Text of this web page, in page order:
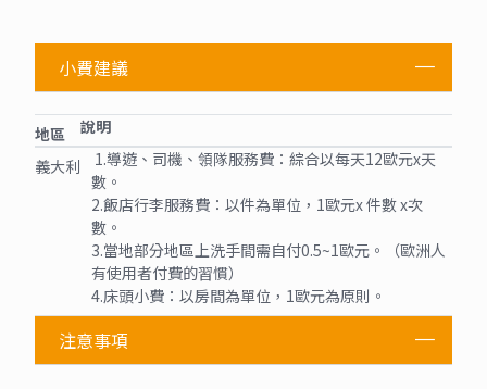
小費建議
地區
說明
義大利
1.導遊、司機、領隊服務費：綜合以每天12歐元x天
數。
2.飯店行李服務費：以件為單位，1歐元x 件數 x次
數。
3.當地部分地區上洗手間需自付0.5~1歐元。（歐洲人
有使用者付費的習慣）
4.床頭小費：以房間為單位，1歐元為原則。
注意事項